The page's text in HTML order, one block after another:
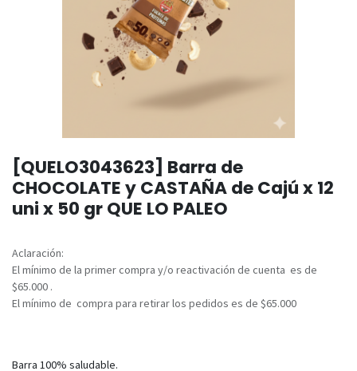
[QUELO3043623] Barra de
CHOCOLATE y CASTAÑA de Cajú x 12
uni x 50 gr QUE LO PALEO
Aclaración:
El mínimo de la primer compra y/o reactivación de cuenta es de
$65.000 .
El mínimo de compra para retirar los pedidos es de $65.000
Barra 100% saludable.